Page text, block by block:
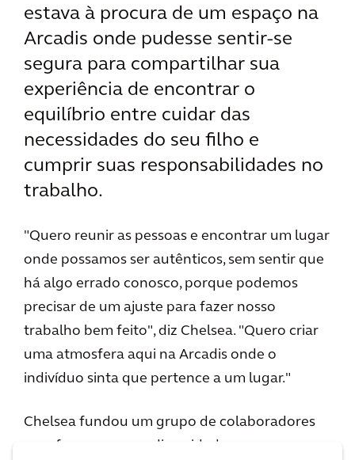
estava à procura de um espaço na
Arcadis onde pudesse sentir-se
segura para compartilhar sua
experiência de encontrar o
equilíbrio entre cuidar das
necessidades do seu filho e
cumprir suas responsabilidades no
trabalho.
"Quero reunir as pessoas e encontrar um lugar
onde possamos ser autênticos, sem sentir que
há algo errado conosco, porque podemos
precisar de um ajuste para fazer nosso
trabalho bem feito", diz Chelsea. "Quero criar
uma atmosfera aqui na Arcadis onde o
indivíduo sinta que pertence a um lugar."
Chelsea fundou um grupo de colaboradores
com foco em neurodiversidade e acesso na